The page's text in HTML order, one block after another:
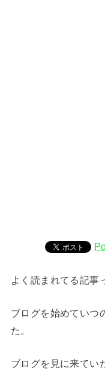
よく読まれてる記事
ブログを始めていつ
た。
ブログを見に来てい